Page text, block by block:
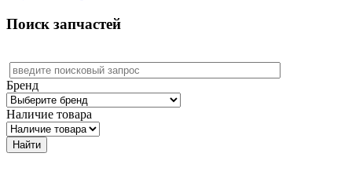
Поиск запчастей
Бренд
Наличие товара
Найти